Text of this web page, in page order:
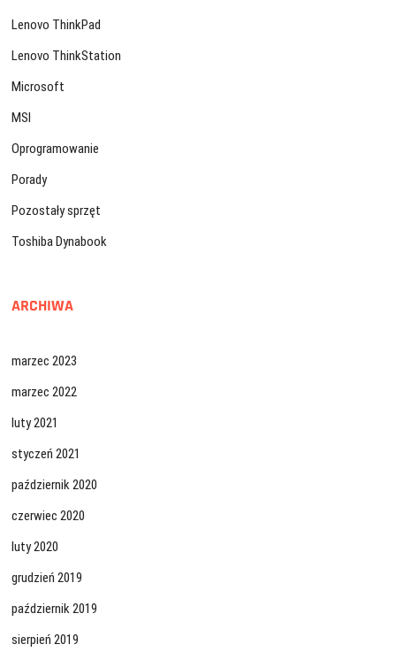
Lenovo ThinkPad
Lenovo ThinkStation
Microsoft
MSI
Oprogramowanie
Porady
Pozostały sprzęt
Toshiba Dynabook
ARCHIWA
marzec 2023
marzec 2022
luty 2021
styczeń 2021
październik 2020
czerwiec 2020
luty 2020
grudzień 2019
październik 2019
sierpień 2019